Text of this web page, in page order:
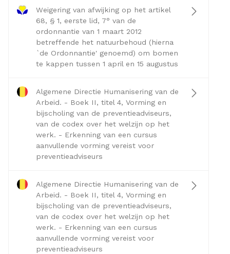
Weigering van afwijking op het artikel
68, § 1, eerste lid, 7° van de
ordonnantie van 1 maart 2012
betreffende het natuurbehoud (hierna
`de Ordonnantie' genoemd) om bomen
te kappen tussen 1 april en 15 augustus
Algemene Directie Humanisering van de
Arbeid. - Boek II, titel 4, Vorming en
bijscholing van de preventieadviseurs,
van de codex over het welzijn op het
werk. - Erkenning van een cursus
aanvullende vorming vereist voor
preventieadviseurs
Algemene Directie Humanisering van de
Arbeid. - Boek II, titel 4, Vorming en
bijscholing van de preventieadviseurs,
van de codex over het welzijn op het
werk. - Erkenning van een cursus
aanvullende vorming vereist voor
preventieadviseurs